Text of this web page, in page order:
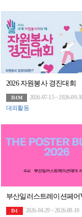
2026 자원봉사 경진대회
D-1M
2026-07-15 ~ 2026-09-
대외활동
D-1
2026-04-29 ~ 2026-08-10